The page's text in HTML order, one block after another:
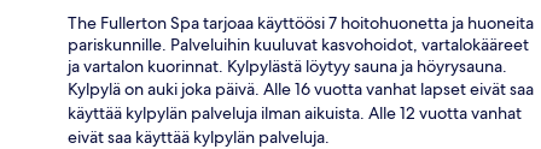
The Fullerton Spa tarjoaa käyttöösi 7 hoitohuonetta ja huoneita
pariskunnille. Palveluihin kuuluvat kasvohoidot, vartalokääreet
ja vartalon kuorinnat. Kylpylästä löytyy sauna ja höyrysauna.
Kylpylä on auki joka päivä. Alle 16 vuotta vanhat lapset eivät saa
käyttää kylpylän palveluja ilman aikuista. Alle 12 vuotta vanhat
eivät saa käyttää kylpylän palveluja.